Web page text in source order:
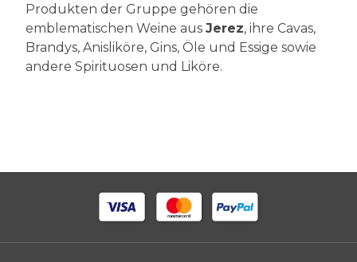
Produkten der Gruppe gehören die
emblematischen Weine aus Jerez, ihre Cavas,
Brandys, Anisliköre, Gins, Öle und Essige sowie
andere Spirituosen und Liköre.